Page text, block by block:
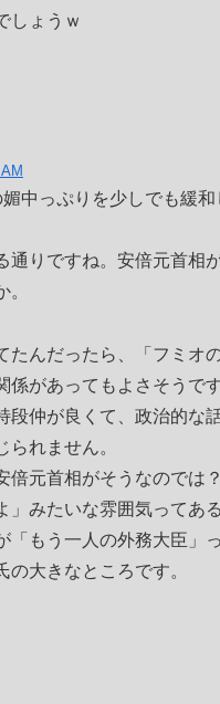
しょうｗ
中っぷりを少しでも緩和
りですね。安倍元首相
んだったら、「フミオ
係があってもよさそうで
段仲が良くて、政治的な
られません。
元首相がそうなのでは
」みたいな雰囲気ってあ
「もう一人の外務大臣」
の大きなところです。